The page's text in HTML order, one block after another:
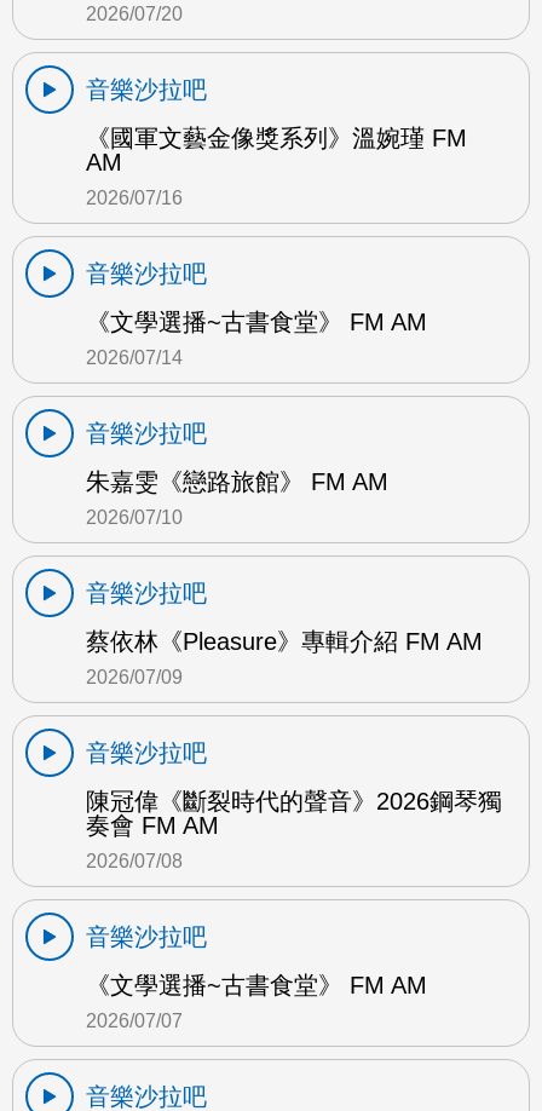
2026/07/20
音樂沙拉吧
《國軍文藝金像獎系列》溫婉瑾 FM
AM
2026/07/16
音樂沙拉吧
《文學選播~古書食堂》 FM AM
2026/07/14
音樂沙拉吧
朱嘉雯《戀路旅館》 FM AM
2026/07/10
音樂沙拉吧
蔡依林《Pleasure》專輯介紹 FM AM
2026/07/09
音樂沙拉吧
陳冠偉《斷裂時代的聲音》2026鋼琴獨
奏會 FM AM
2026/07/08
音樂沙拉吧
《文學選播~古書食堂》 FM AM
2026/07/07
音樂沙拉吧